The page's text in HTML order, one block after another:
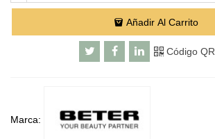
Añadir Al Carrito
Código QR
Marca: